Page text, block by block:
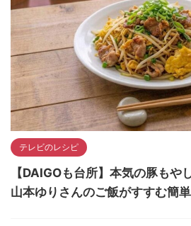
テレビのレシピ
【DAIGOも台所】本気の豚もや
山本ゆりさんのご飯がすすむ簡